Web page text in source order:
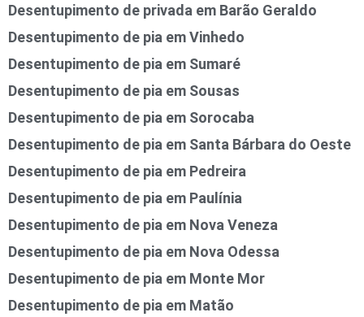
Desentupimento de privada em Barão Geraldo
Desentupimento de pia em Vinhedo
Desentupimento de pia em Sumaré
Desentupimento de pia em Sousas
Desentupimento de pia em Sorocaba
Desentupimento de pia em Santa Bárbara do Oeste
Desentupimento de pia em Pedreira
Desentupimento de pia em Paulínia
Desentupimento de pia em Nova Veneza
Desentupimento de pia em Nova Odessa
Desentupimento de pia em Monte Mor
Desentupimento de pia em Matão